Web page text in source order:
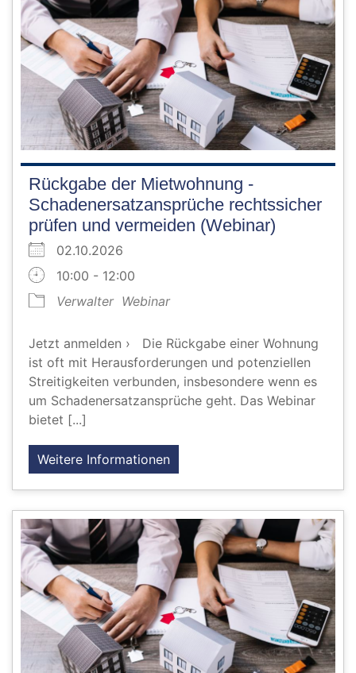
Rückgabe der Mietwohnung -
Schadenersatzansprüche rechtssicher
prüfen und vermeiden (Webinar)
02.10.2026
10:00 - 12:00
Verwalter Webinar
Jetzt anmelden › Die Rückgabe einer Wohnung
ist oft mit Herausforderungen und potenziellen
Streitigkeiten verbunden, insbesondere wenn es
um Schadenersatzansprüche geht. Das Webinar
bietet [...]
Weitere Informationen